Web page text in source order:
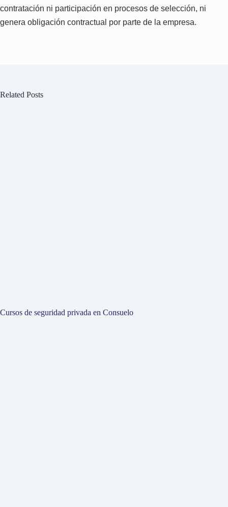
contratación ni participación en procesos de selección, ni
genera obligación contractual por parte de la empresa.
Related Posts
Cursos de seguridad privada en Consuelo